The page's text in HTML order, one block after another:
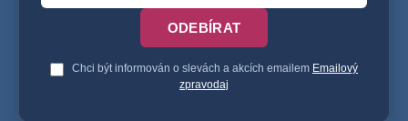
ODEBÍRAT
Chci být informován o slevách a akcích emailem Emailový
zpravodaj